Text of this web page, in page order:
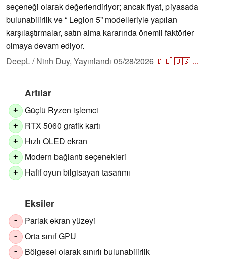
seçeneği olarak değerlendiriyor; ancak fiyat, piyasada
bulunabilirlik ve “ Legion 5” modelleriyle yapılan
karşılaştırmalar, satın alma kararında önemli faktörler
olmaya devam ediyor.
DeepL / Ninh Duy, Yayınlandı 05/28/2026🇩🇪🇺🇸 ...
Artılar
+ Güçlü Ryzen işlemci
+ RTX 5060 grafik kartı
+ Hızlı OLED ekran
+ Modern bağlantı seçenekleri
+ Hafif oyun bilgisayarı tasarımı
Eksiler
- Parlak ekran yüzeyi
- Orta sınıf GPU
- Bölgesel olarak sınırlı bulunabilirlik